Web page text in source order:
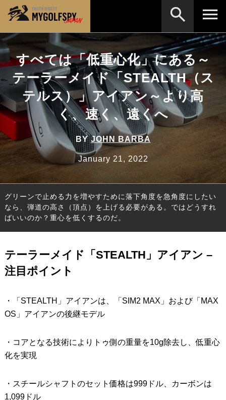
すべては「低重心化」にある～
テーラーメイド「STEALTH（ス
テルス）」アイアン～より高
く、速く、遠くへ
BYJOHN BARBA
January 21, 2022
グリーンで止める力を増やすために落下角度を急角度にしたい
なら、弾道の高さ（頂点）を上げる必要がある。ではどうすれ
ばいいのか？重心を低くするのだ。
テーラーメイド「STEALTH」アイアン –
注目ポイント
・「STEALTH」アイアンは、「SIM2 MAX」および「MAX
OS」アイアンの後継モデル
・コアとなる技術によりトゥ側の重量を10g除去し、低重心
化を実現
・スチールシャフトのセット価格は999ドル、カーボンは
1,099ドル
MOST WANTED テストランキング
NEW RELEASES 新製品情報
HOW TO ゴルフ上達・実践テクニック
LAB テスト・データ検証
Golf News ゴルフニュース
REVIEWS 製品レビュー
DRIVERS
FAIRWAY WOODS フェアウェイウッド
HYBRIDS ハイブリッド
WEDGES ウェッジ
Our Team
ABOUT US
※メーカー名やクラブ名など、検索したい事柄を入
力してください。
検索